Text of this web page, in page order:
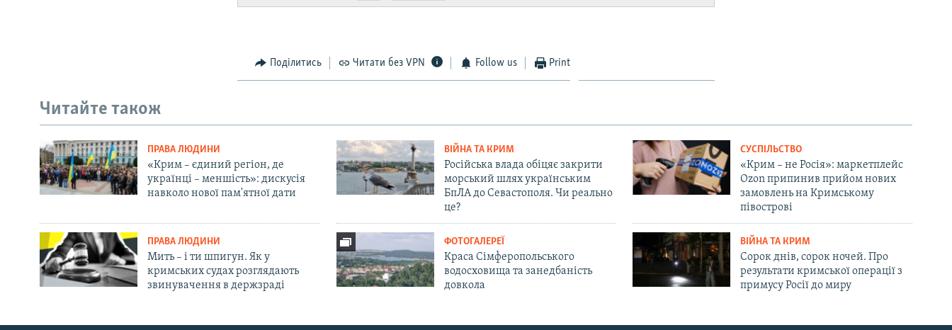
Русский
Поділитись Читати без VPN Follow us Print
Читайте також
ПРАВА ЛЮДИНИ
«Крим – єдиний регіон, де
українці – меншість»: дискусія
навколо нової пам'ятної дати
ВІЙНА ТА КРИМ
Російська влада обіцяє закрити
морський шлях українським
БпЛА до Севастополя. Чи реально
це?
СУСПІЛЬСТВО
«Крим – не Росія»: маркетплейс
Ozon припинив прийом нових
замовлень на Кримському
півострові
ПРАВА ЛЮДИНИ
Мить – і ти шпигун. Як у
кримських судах розглядають
звинувачення в держзраді
ФОТОГАЛЕРЕЇ
Краса Сімферопольського
водосховища та занедбаність
довкола
ВІЙНА ТА КРИМ
Сорок днів, сорок ночей. Про
результати кримської операції з
примусу Росії до миру